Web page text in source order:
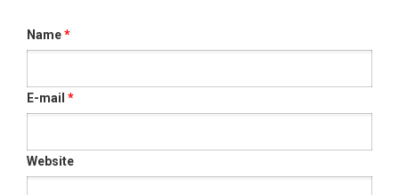
Name*
E-mail *
Website